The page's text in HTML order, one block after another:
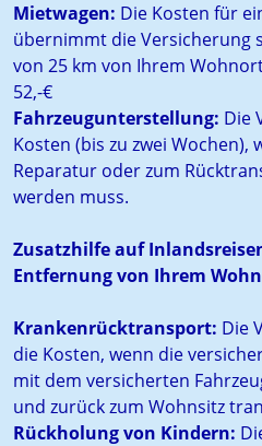
Mietwagen: Die Kosten für
übernimmt die Versicherung
von 25 km von Ihrem
52,-€
Fahrzeugunterstellung: Die
Kosten (bis zu zwei Wochen),
Reparatur oder zum
werden muss.
Zusatzhilfe auf
Entfernung von Ihrem
Krankenrücktransport: Die
die Kosten, wenn die
mit dem versicherten
und zurück zum Wohnsitz
Rückholung von Kindern: